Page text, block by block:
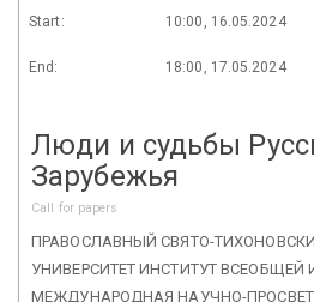
Start: 10:00, 16.05.2024
End: 18:00, 17.05.2024
Люди и судьбы
Зарубежья
Call for papers
ПРАВОСЛАВНЫЙ СВЯТО-
УНИВЕРСИТЕТ ИНСТИТУТ ВСЕОБЩЕЙ
МЕЖДУНАРОДНАЯ НАУЧНО-